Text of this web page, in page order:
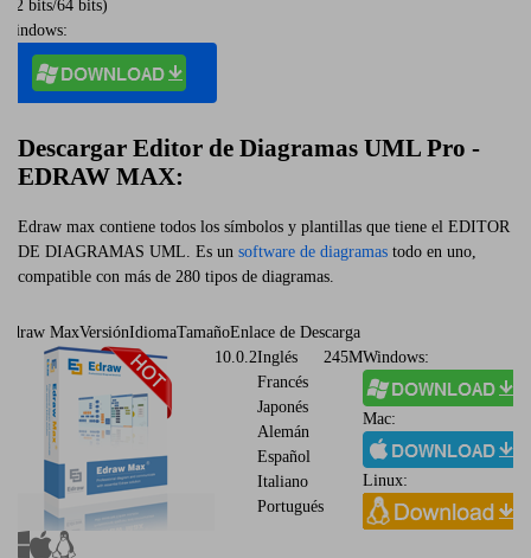
(32 bits/64 bits)
Windows:
Descargar Editor de Diagramas UML Pro -
EDRAW MAX:
Edraw max contiene todos los símbolos y plantillas que tiene el EDITOR
DE DIAGRAMAS UML. Es un software de diagramas todo en uno,
compatible con más de 280 tipos de diagramas.
Edraw MaxVersiónIdiomaTamañoEnlace de Descarga
10.0.2Inglés
Francés
Japonés
Alemán
Español
Italiano
Portugués
245MWindows:
Mac:
Linux: